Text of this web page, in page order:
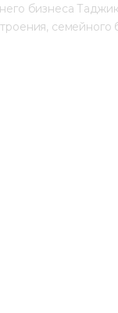
бизнеса
семейного